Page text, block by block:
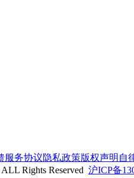
服务协议隐私政策版权声明 自
Rights Reserved 沪ICP备